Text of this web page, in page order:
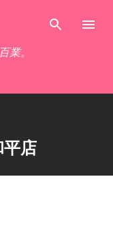
業。
平店